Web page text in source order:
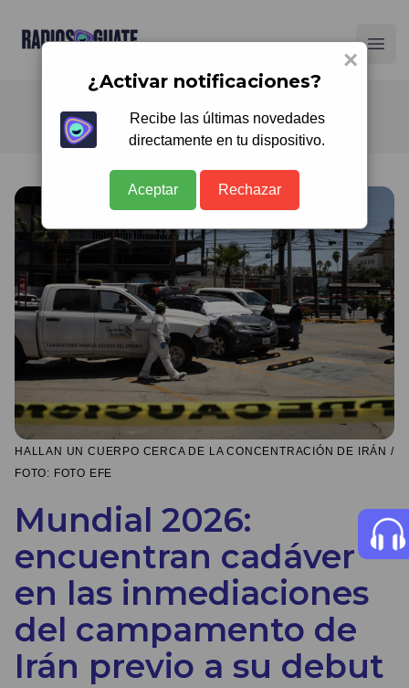
Radios Guate
HALLAN UN CUERPO CERCA DE LA CONCENTRACIÓN DE IRÁN /
FOTO: FOTO EFE
Mundial 2026:
encuentran cadáver
en las inmediaciones
del campamento de
Irán previo a su debut
×
¿Activar notificaciones?
Recibe las últimas novedades
directamente en tu dispositivo.
Aceptar Rechazar